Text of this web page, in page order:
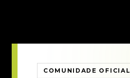
COMUNIDADE OFICIAL